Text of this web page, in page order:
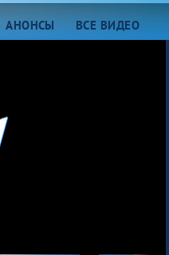
АНОНСЫ ВСЕ ВИДЕО